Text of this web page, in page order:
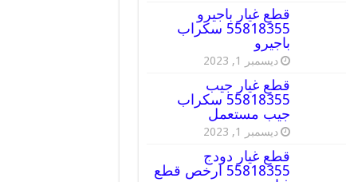
قطع غيار باجيرو
55818355 سكراب
باجيرو
ديسمبر 1, 2023
قطع غيار جيب
55818355 سكراب
جيب مستعمل
ديسمبر 1, 2023
قطع غيار دودج
55818355 ارخص قطع